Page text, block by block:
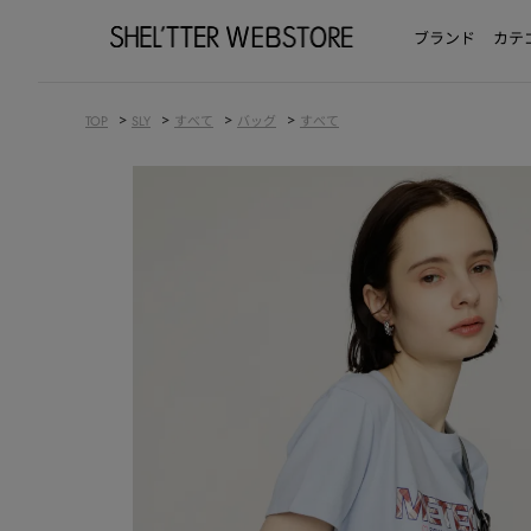
ブランド カテ
TOP > SLY > すべて > バッグ > すべて